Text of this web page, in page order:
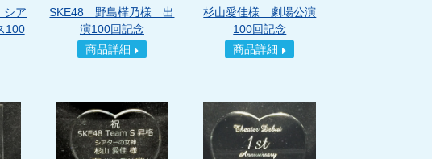
ア
100
SKE48 野島樺乃様 出
演100回記念
商品詳細
杉山愛佳様 劇場公演
100回記念
商品詳細